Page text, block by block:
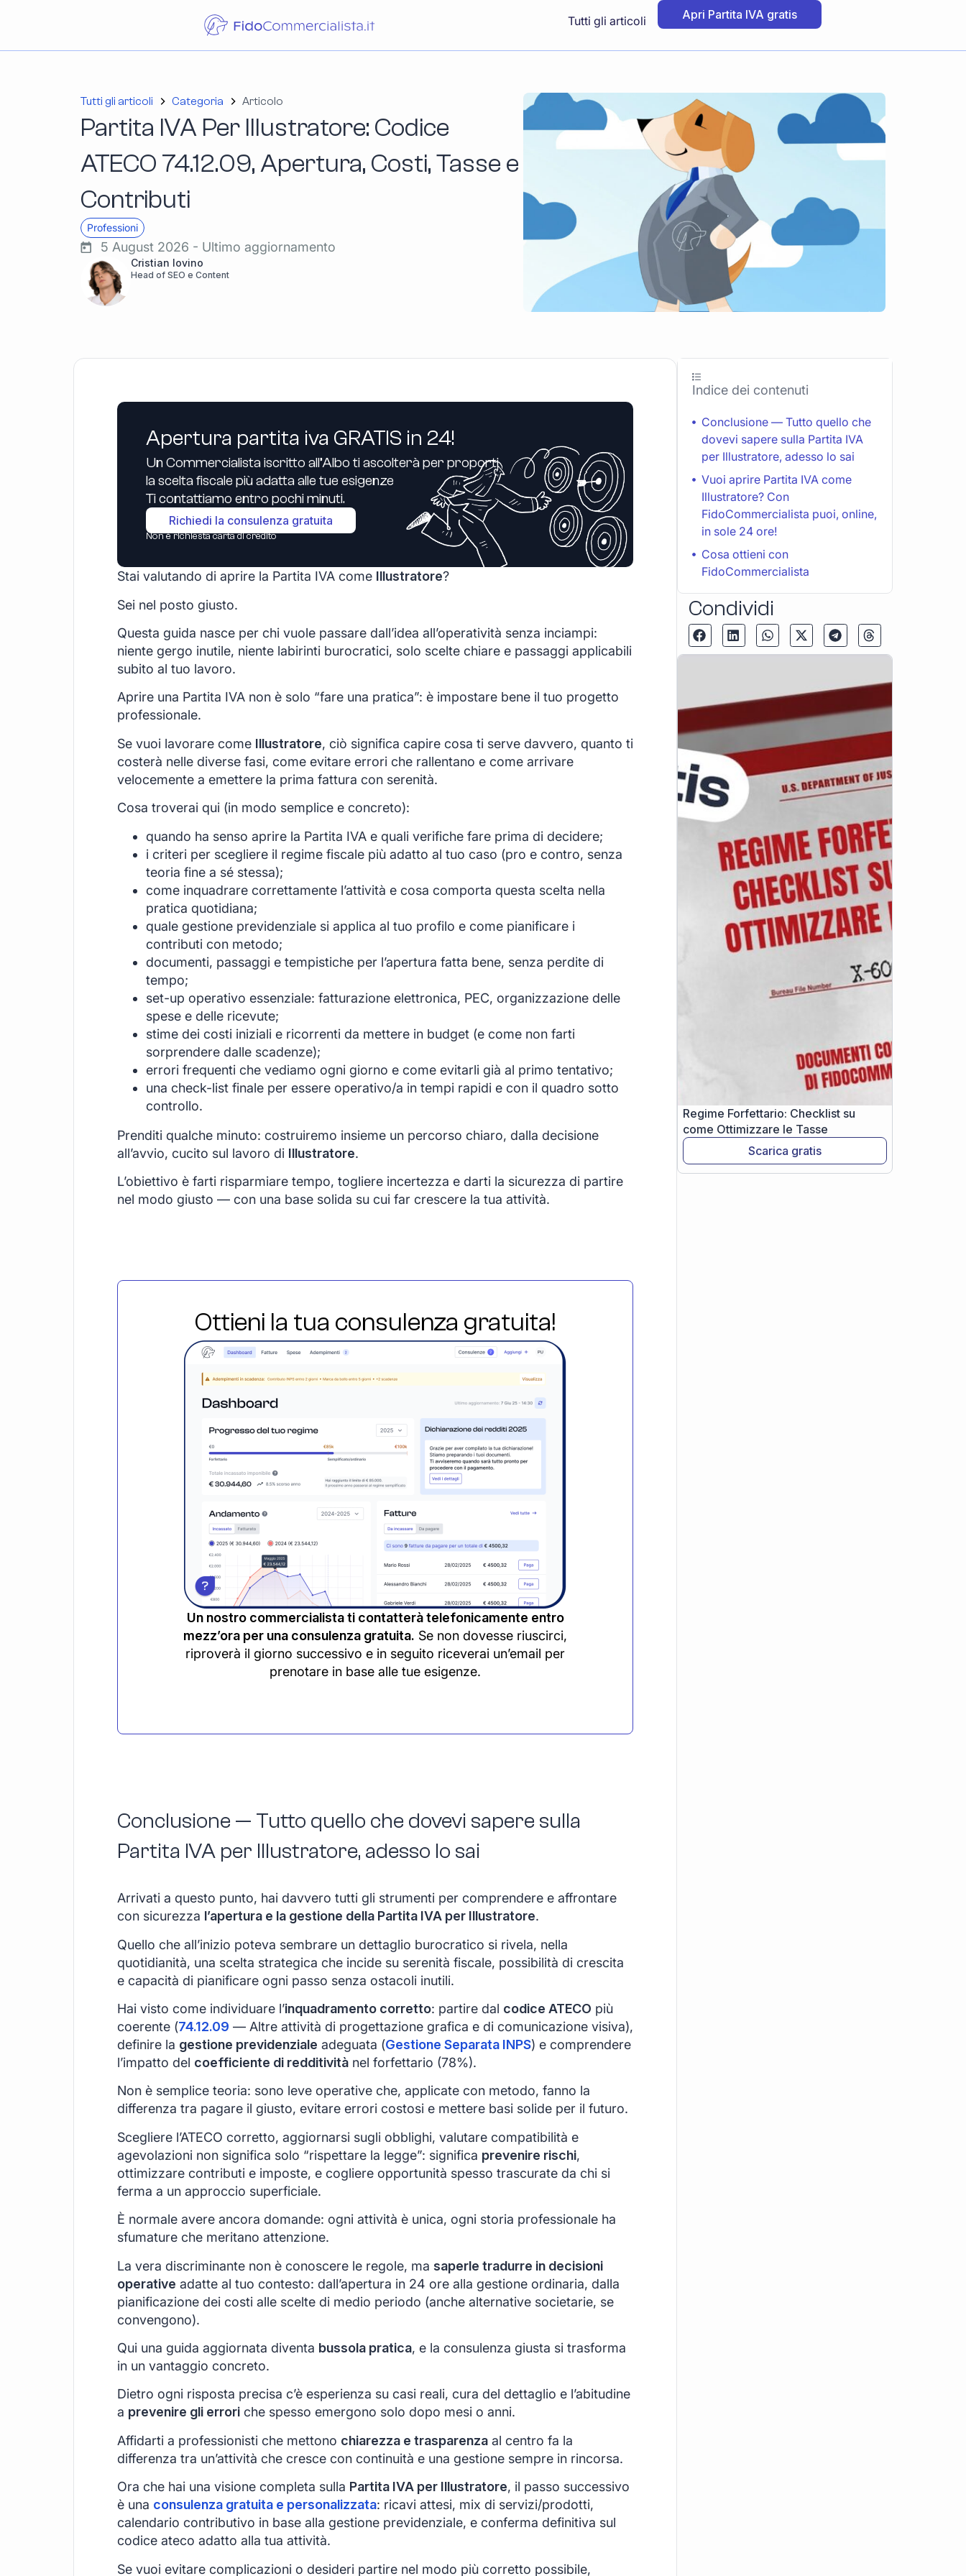
Tutti gli articoli Apri Partita IVA gratis
Tutti gli articoli Categoria Articolo
Partita IVA Per Illustratore: Codice
ATECO 74.12.09, Apertura, Costi, Tasse e
Contributi
Professioni
5 August 2026 - Ultimo aggiornamento
Cristian Iovino
Head of SEO e Content
Apertura partita iva GRATIS in 24!
Un Commercialista iscritto all’Albo ti ascolterà per proporti
la scelta fiscale più adatta alle tue esigenze
Ti contattiamo entro pochi minuti.
Richiedi la consulenza gratuita
Non è richiesta carta di credito
Stai valutando di aprire la Partita IVA come Illustratore?
Sei nel posto giusto.
Questa guida nasce per chi vuole passare dall’idea all’operatività senza inciampi:
niente gergo inutile, niente labirinti burocratici, solo scelte chiare e passaggi applicabili
subito al tuo lavoro.
Aprire una Partita IVA non è solo “fare una pratica”: è impostare bene il tuo progetto
professionale.
Se vuoi lavorare come Illustratore, ciò significa capire cosa ti serve davvero, quanto ti
costerà nelle diverse fasi, come evitare errori che rallentano e come arrivare
velocemente a emettere la prima fattura con serenità.
Cosa troverai qui (in modo semplice e concreto):
quando ha senso aprire la Partita IVA e quali verifiche fare prima di decidere;
i criteri per scegliere il regime fiscale più adatto al tuo caso (pro e contro, senza
teoria fine a sé stessa);
come inquadrare correttamente l’attività e cosa comporta questa scelta nella
pratica quotidiana;
quale gestione previdenziale si applica al tuo profilo e come pianificare i
contributi con metodo;
documenti, passaggi e tempistiche per l’apertura fatta bene, senza perdite di
tempo;
set-up operativo essenziale: fatturazione elettronica, PEC, organizzazione delle
spese e delle ricevute;
stime dei costi iniziali e ricorrenti da mettere in budget (e come non farti
sorprendere dalle scadenze);
errori frequenti che vediamo ogni giorno e come evitarli già al primo tentativo;
una check-list finale per essere operativo/a in tempi rapidi e con il quadro sotto
controllo.
Prenditi qualche minuto: costruiremo insieme un percorso chiaro, dalla decisione
all’avvio, cucito sul lavoro di Illustratore.
L’obiettivo è farti risparmiare tempo, togliere incertezza e darti la sicurezza di partire
nel modo giusto — con una base solida su cui far crescere la tua attività.
Ottieni la tua consulenza gratuita!
Un nostro commercialista ti contatterà telefonicamente entro
mezz’ora per una consulenza gratuita. Se non dovesse riuscirci,
riproverà il giorno successivo e in seguito riceverai un’email per
prenotare in base alle tue esigenze.
Conclusione — Tutto quello che dovevi sapere sulla
Partita IVA per Illustratore, adesso lo sai
Arrivati a questo punto, hai davvero tutti gli strumenti per comprendere e affrontare
con sicurezza l’apertura e la gestione della Partita IVA per Illustratore.
Quello che all’inizio poteva sembrare un dettaglio burocratico si rivela, nella
quotidianità, una scelta strategica che incide su serenità fiscale, possibilità di crescita
e capacità di pianificare ogni passo senza ostacoli inutili.
Hai visto come individuare l’inquadramento corretto: partire dal codice ATECO più
coerente (74.12.09 — Altre attività di progettazione grafica e di comunicazione visiva),
definire la gestione previdenziale adeguata (Gestione Separata INPS) e comprendere
l’impatto del coefficiente di redditività nel forfettario (78%).
Non è semplice teoria: sono leve operative che, applicate con metodo, fanno la
differenza tra pagare il giusto, evitare errori costosi e mettere basi solide per il futuro.
Scegliere l’ATECO corretto, aggiornarsi sugli obblighi, valutare compatibilità e
agevolazioni non significa solo “rispettare la legge”: significa prevenire rischi,
ottimizzare contributi e imposte, e cogliere opportunità spesso trascurate da chi si
ferma a un approccio superficiale.
È normale avere ancora domande: ogni attività è unica, ogni storia professionale ha
sfumature che meritano attenzione.
La vera discriminante non è conoscere le regole, ma saperle tradurre in decisioni
operative adatte al tuo contesto: dall’apertura in 24 ore alla gestione ordinaria, dalla
pianificazione dei costi alle scelte di medio periodo (anche alternative societarie, se
convengono).
Qui una guida aggiornata diventa bussola pratica, e la consulenza giusta si trasforma
in un vantaggio concreto.
Dietro ogni risposta precisa c’è esperienza su casi reali, cura del dettaglio e l’abitudine
a prevenire gli errori che spesso emergono solo dopo mesi o anni.
Affidarti a professionisti che mettono chiarezza e trasparenza al centro fa la
differenza tra un’attività che cresce con continuità e una gestione sempre in rincorsa.
Ora che hai una visione completa sulla Partita IVA per Illustratore, il passo successivo
è una consulenza gratuita e personalizzata: ricavi attesi, mix di servizi/prodotti,
calendario contributivo in base alla gestione previdenziale, e conferma definitiva sul
codice ateco adatto alla tua attività.
Se vuoi evitare complicazioni o desideri partire nel modo più corretto possibile,
Indice dei contenuti
Conclusione — Tutto quello che
dovevi sapere sulla Partita IVA
per Illustratore, adesso lo sai
Vuoi aprire Partita IVA come
Illustratore? Con
FidoCommercialista puoi, online,
in sole 24 ore!
Cosa ottieni con
FidoCommercialista
Condividi
Regime Forfettario: Checklist su
come Ottimizzare le Tasse
Scarica gratis